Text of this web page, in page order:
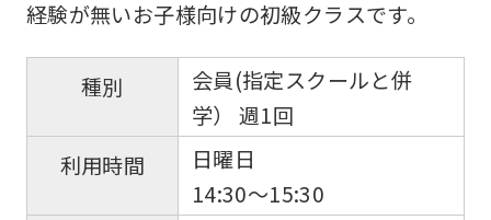
経験が無いお子様向けの初級クラスです。
種別
会員(指定スクールと併
学） 週1回
利用時間
日曜日
14:30～15:30